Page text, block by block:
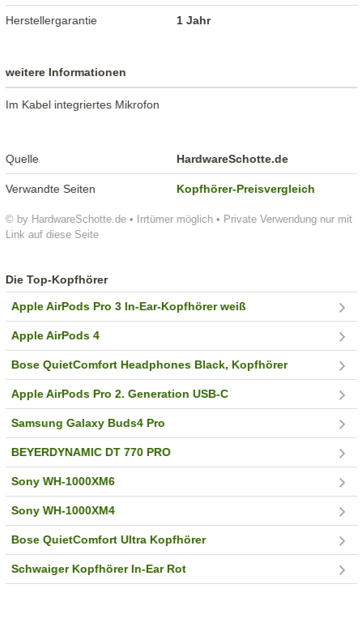
© by HardwareSchotte.de • Irrtümer möglich • Private Verwendung nur mit
Link auf diese Seite
Herstellergarantie 1 Jahr
weitere Informationen
Im Kabel integriertes Mikrofon
Quelle HardwareSchotte.de
Verwandte Seiten Kopfhörer-Preisvergleich
Die Top-Kopfhörer
Apple AirPods Pro 3 In-Ear-Kopfhörer weiß
Apple AirPods 4
Bose QuietComfort Headphones Black, Kopfhörer
Apple AirPods Pro 2. Generation USB-C
Samsung Galaxy Buds4 Pro
BEYERDYNAMIC DT 770 PRO
Sony WH-1000XM6
Sony WH-1000XM4
Bose QuietComfort Ultra Kopfhörer
Schwaiger Kopfhörer In-Ear Rot